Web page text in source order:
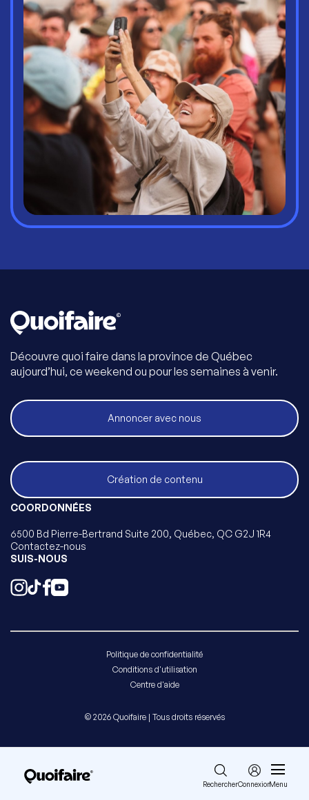
RechercherConnexionMenu
Découvre quoi faire dans la province de Québec
aujourd’hui, ce weekend ou pour les semaines à venir.
Annoncer avec nous
Création de contenu
COORDONNÉES
6500 Bd Pierre-Bertrand Suite 200, Québec, QC G2J 1R4
Contactez-nous
SUIS-NOUS
Politique de confidentialité
Conditions d'utilisation
Centre d'aide
© 2026 Quoifaire | Tous droits réservés